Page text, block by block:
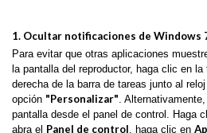
1. Ocultar notificaciones de Windows
Para evitar que otras aplicaciones
la pantalla del reproductor, haga clic en
derecha de la barra de tareas junto al
opción "Personalizar" .
pantalla desde el panel de control. Haga
abra el Panel de control , haga clic en